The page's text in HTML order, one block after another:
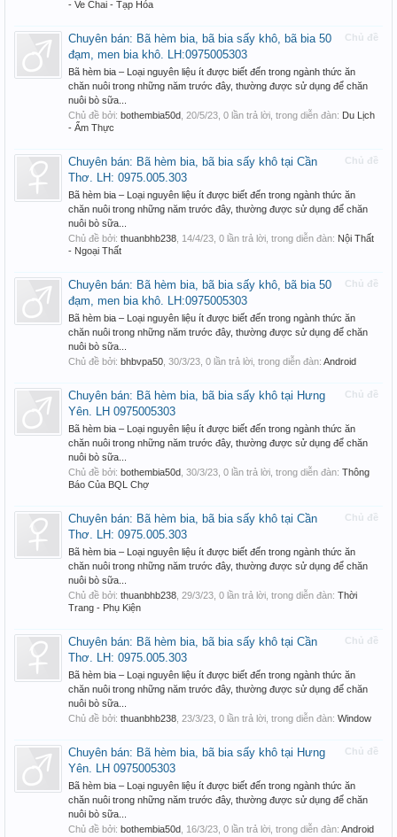
- Ve Chai - Tạp Hóa
Chủ đề
Chuyên bán: Bã hèm bia, bã bia sấy khô, bã bia 50
đạm, men bia khô. LH:0975005303
Bã hèm bia – Loại nguyên liệu ít được biết đến trong ngành thức ăn
chăn nuôi trong những năm trước đây, thường được sử dụng để chăn
nuôi bò sữa...
Chủ đề bởi: bothembia50d 20/5/23 , 0 lần trả lời, trong diễn đàn: Du Lịch
- Ẩm Thực
Chủ đề
Chuyên bán: Bã hèm bia, bã bia sấy khô tại Cần
Thơ. LH: 0975.005.303
Bã hèm bia – Loại nguyên liệu ít được biết đến trong ngành thức ăn
chăn nuôi trong những năm trước đây, thường được sử dụng để chăn
nuôi bò sữa...
Chủ đề bởi: thuanbhb238 14/4/23 , 0 lần trả lời, trong diễn đàn: Nội Thất
- Ngoại Thất
Chủ đề
Chuyên bán: Bã hèm bia, bã bia sấy khô, bã bia 50
đạm, men bia khô. LH:0975005303
Bã hèm bia – Loại nguyên liệu ít được biết đến trong ngành thức ăn
chăn nuôi trong những năm trước đây, thường được sử dụng để chăn
nuôi bò sữa...
Chủ đề bởi: bhbvpa50 30/3/23 , 0 lần trả lời, trong diễn đàn: Android
Chủ đề
Chuyên bán: Bã hèm bia, bã bia sấy khô tại Hưng
Yên. LH 0975005303
Bã hèm bia – Loại nguyên liệu ít được biết đến trong ngành thức ăn
chăn nuôi trong những năm trước đây, thường được sử dụng để chăn
nuôi bò sữa...
Chủ đề bởi: bothembia50d 30/3/23 , 0 lần trả lời, trong diễn đàn: Thông
Báo Của BQL Chợ
Chủ đề
Chuyên bán: Bã hèm bia, bã bia sấy khô tại Cần
Thơ. LH: 0975.005.303
Bã hèm bia – Loại nguyên liệu ít được biết đến trong ngành thức ăn
chăn nuôi trong những năm trước đây, thường được sử dụng để chăn
nuôi bò sữa...
Chủ đề bởi: thuanbhb238 29/3/23 , 0 lần trả lời, trong diễn đàn: Thời
Trang - Phụ Kiện
Chủ đề
Chuyên bán: Bã hèm bia, bã bia sấy khô tại Cần
Thơ. LH: 0975.005.303
Bã hèm bia – Loại nguyên liệu ít được biết đến trong ngành thức ăn
chăn nuôi trong những năm trước đây, thường được sử dụng để chăn
nuôi bò sữa...
Chủ đề bởi: thuanbhb238 23/3/23 , 0 lần trả lời, trong diễn đàn: Window
Chủ đề
Chuyên bán: Bã hèm bia, bã bia sấy khô tại Hưng
Yên. LH 0975005303
Bã hèm bia – Loại nguyên liệu ít được biết đến trong ngành thức ăn
chăn nuôi trong những năm trước đây, thường được sử dụng để chăn
nuôi bò sữa...
Chủ đề bởi: bothembia50d 16/3/23 , 0 lần trả lời, trong diễn đàn: Android